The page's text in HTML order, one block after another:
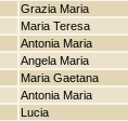
Grazia Maria
Maria Teresa
Antonia Maria
Angela Maria
Maria Gaetana
Antonia Maria
Lucia